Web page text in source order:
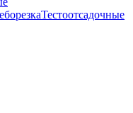
Тестоотсадочные